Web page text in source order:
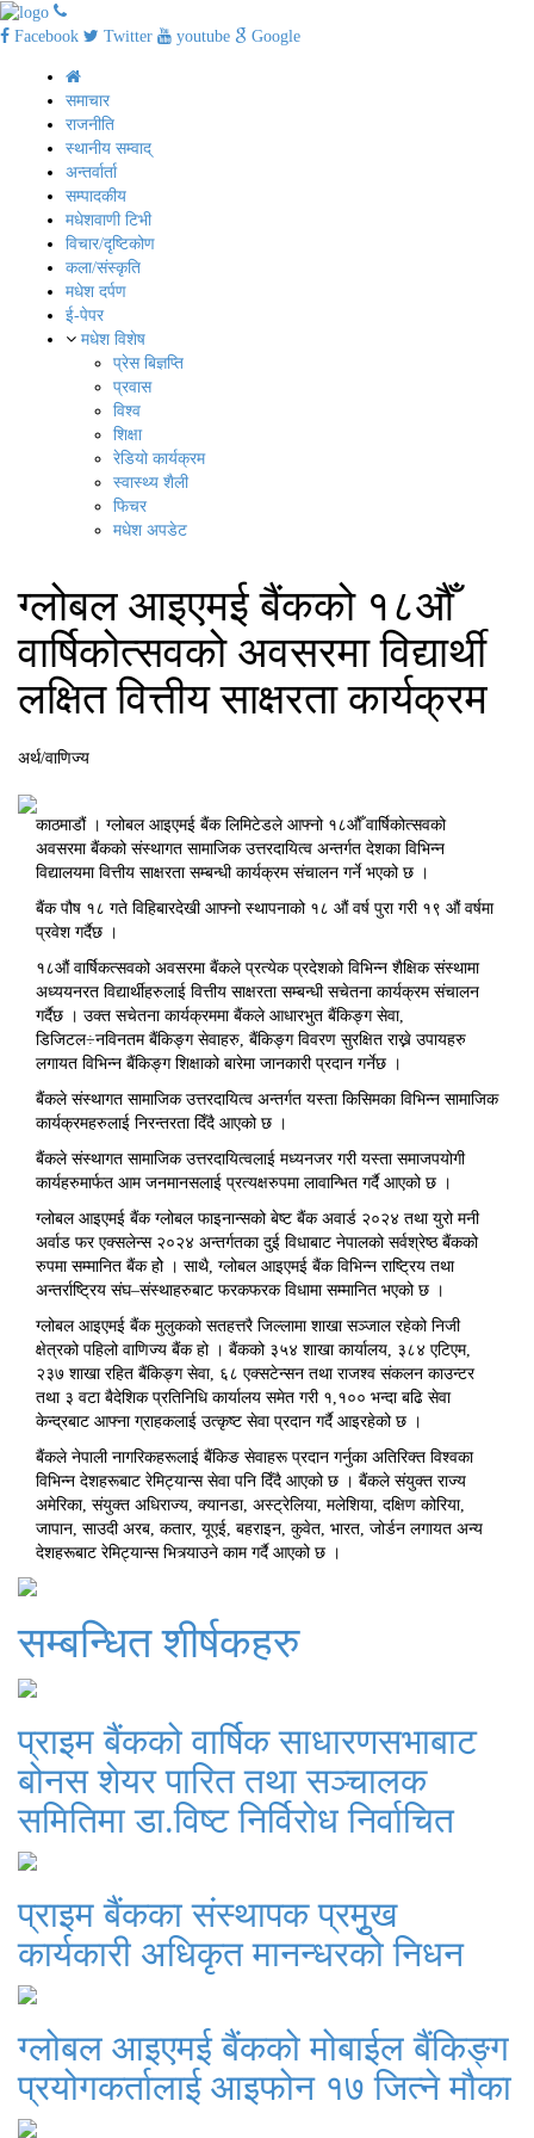
Facebook Twitter youtube Google
समाचार
राजनीति
स्थानीय सम्वाद्
अन्तर्वार्ता
सम्पादकीय
मधेशवाणी टिभी
विचार/दृष्टिकोण
कला/संस्कृति
मधेश दर्पण
ई-पेपर
मधेश विशेष
प्रेस बिज्ञप्ति
प्रवास
विश्व
शिक्षा
रेडियो कार्यक्रम
स्वास्थ्य शैली
फिचर
मधेश अपडेट
ग्लोबल आइएमई बैंकको १८औँ
वार्षिकोत्सवको अवसरमा विद्यार्थी
लक्षित वित्तीय साक्षरता कार्यक्रम
अर्थ/वाणिज्य
काठमाडौं । ग्लोबल आइएमई बैंक लिमिटेडले आफ्नो १८औँ वार्षिकोत्सवको
अवसरमा बैंकको संस्थागत सामाजिक उत्तरदायित्व अन्तर्गत देशका विभिन्न
विद्यालयमा वित्तीय साक्षरता सम्बन्धी कार्यक्रम संचालन गर्ने भएको छ ।
बैंक पौष १८ गते विहिबारदेखी आफ्नो स्थापनाको १८ औं वर्ष पुरा गरी १९ औं वर्षमा
प्रवेश गर्दैछ ।
१८औं वार्षिकत्सवको अवसरमा बैंकले प्रत्येक प्रदेशको विभिन्न शैक्षिक संस्थामा
अध्ययनरत विद्यार्थीहरुलाई वित्तीय साक्षरता सम्बन्धी सचेतना कार्यक्रम संचालन
गर्दैछ । उक्त सचेतना कार्यक्रममा बैंकले आधारभुत बैंकिङ्ग सेवा,
डिजिटल÷नविनतम बैंकिङ्ग सेवाहरु, बैंकिङ्ग विवरण सुरक्षित राख्ने उपायहरु
लगायत विभिन्न बैंकिङ्ग शिक्षाको बारेमा जानकारी प्रदान गर्नेछ ।
बैंकले संस्थागत सामाजिक उत्तरदायित्व अन्तर्गत यस्ता किसिमका विभिन्न सामाजिक
कार्यक्रमहरुलाई निरन्तरता दिँदै आएको छ ।
बैंकले संस्थागत सामाजिक उत्तरदायित्वलाई मध्यनजर गरी यस्ता समाजपयोगी
कार्यहरुमार्फत आम जनमानसलाई प्रत्यक्षरुपमा लावान्भित गर्दै आएको छ ।
ग्लोबल आइएमई बैंक ग्लोबल फाइनान्सको बेष्ट बैंक अवार्ड २०२४ तथा युरो मनी
अर्वाड फर एक्सलेन्स २०२४ अन्तर्गतका दुई विधाबाट नेपालको सर्वश्रेष्ठ बैंकको
रुपमा सम्मानित बैंक होे । साथै, ग्लोबल आइएमई बैंक विभिन्न राष्ट्रिय तथा
अन्तर्राष्ट्रिय संघ–संस्थाहरुबाट फरकफरक विधामा सम्मानित भएको छ ।
ग्लोबल आइएमई बैंक मुलुकको सतहत्तरै जिल्लामा शाखा सञ्जाल रहेको निजी
क्षेत्रको पहिलो वाणिज्य बैंक हो । बैंकको ३५४ शाखा कार्यालय, ३८४ एटिएम,
२३७ शाखा रहित बैंकिङ्ग सेवा, ६८ एक्सटेन्सन तथा राजश्व संकलन काउन्टर
तथा ३ वटा बैदेशिक प्रतिनिधि कार्यालय समेत गरी १,१०० भन्दा बढि सेवा
केन्द्रबाट आफ्ना ग्राहकलाई उत्कृष्ट सेवा प्रदान गर्दै आइरहेको छ ।
बैंकले नेपाली नागरिकहरूलाई बैंकिङ सेवाहरू प्रदान गर्नुका अतिरिक्त विश्वका
विभिन्न देशहरूबाट रेमिट्यान्स सेवा पनि दिँदै आएको छ । बैंकले संयुक्त राज्य
अमेरिका, संयुक्त अधिराज्य, क्यानडा, अस्ट्रेलिया, मलेशिया, दक्षिण कोरिया,
जापान, साउदी अरब, कतार, यूएई, बहराइन, कुवेत, भारत, जोर्डन लगायत अन्य
देशहरूबाट रेमिट्यान्स भित्र्याउने काम गर्दै आएको छ ।
सम्बन्धित शीर्षकहरु
प्राइम बैंकको वार्षिक साधारणसभाबाट
बोनस शेयर पारित तथा सञ्चालक
समितिमा डा.विष्ट निर्विरोध निर्वाचित
प्राइम बैंकका संस्थापक प्रमुृख
कार्यकारी अधिकृत मानन्धरको निधन
ग्लोबल आइएमई बैंकको मोबाईल बैंकिङ्ग
प्रयोगकर्तालाई आइफोन १७ जित्ने मौका